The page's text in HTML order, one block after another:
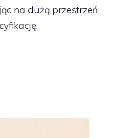
na dużą przestrzeń